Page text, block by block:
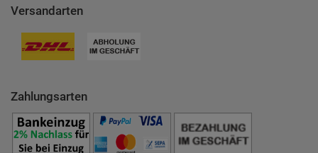
Versandarten
Zahlungsarten